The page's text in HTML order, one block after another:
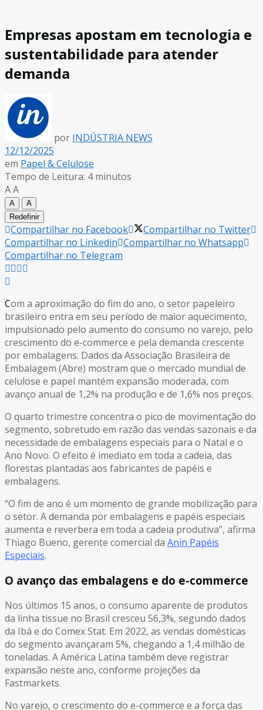
Empresas apostam em tecnologia e
sustentabilidade para atender
demanda
por INDÚSTRIA NEWS
12/12/2025
em Papel & Celulose
Tempo de Leitura: 4 minutos
AA
A
A
Redefinir
Compartilhar no Facebook
Compartilhar no Twitter
Compartilhar no Linkedin Compartilhar no Whatsapp
Compartilhar no Telegram
Com a aproximação do fim do ano, o setor papeleiro
brasileiro entra em seu período de maior aquecimento,
impulsionado pelo aumento do consumo no varejo, pelo
crescimento do e-commerce e pela demanda crescente
por embalagens. Dados da Associação Brasileira de
Embalagem (Abre) mostram que o mercado mundial de
celulose e papel mantém expansão moderada, com
avanço anual de 1,2% na produção e de 1,6% nos preços.
O quarto trimestre concentra o pico de movimentação do
segmento, sobretudo em razão das vendas sazonais e da
necessidade de embalagens especiais para o Natal e o
Ano Novo. O efeito é imediato em toda a cadeia, das
florestas plantadas aos fabricantes de papéis e
embalagens.
“O fim de ano é um momento de grande mobilização para
o setor. A demanda por embalagens e papéis especiais
aumenta e reverbera em toda a cadeia produtiva”, afirma
Thiago Bueno, gerente comercial da Anin Papéis
Especiais.
O avanço das embalagens e do e-commerce
Nos últimos 15 anos, o consumo aparente de produtos
da linha tissue no Brasil cresceu 56,3%, segundo dados
da Ibá e do Comex Stat. Em 2022, as vendas domésticas
do segmento avançaram 5%, chegando a 1,4 milhão de
toneladas. A América Latina também deve registrar
expansão neste ano, conforme projeções da
Fastmarkets.
No varejo, o crescimento do e-commerce e a força das